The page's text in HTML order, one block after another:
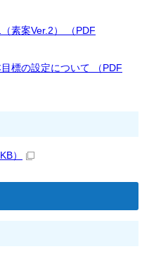
素案Ver.2） （PDF
標の設定について （PDF
）